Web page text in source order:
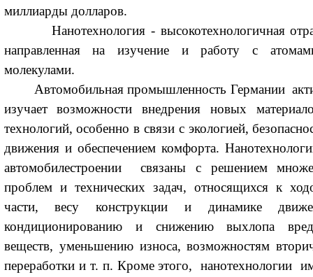
миллиарды долларов.
Нанотехнология - высокотехнологичная
направленная на изучение и работу с
молекулами.
Автомобильная промышленность Германии
изучает возможности внедрения новых
технологий, особенно в связи с экологией,
движения и обеспечением комфорта.
автомобилестроении связаны с решением
проблем и технических задач, относящихся к
части, весу конструкции и динамике
кондиционированию и снижению выхлопа
веществ, уменьшению износа, возможностям
переработки и т. п. Кроме этого, нанотехнологии